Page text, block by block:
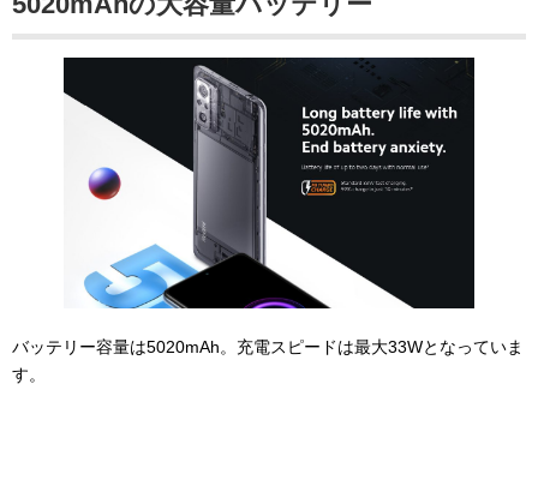
バッテリー容量は5020mAh。充電スピードは最大33Wとなっていま
す。